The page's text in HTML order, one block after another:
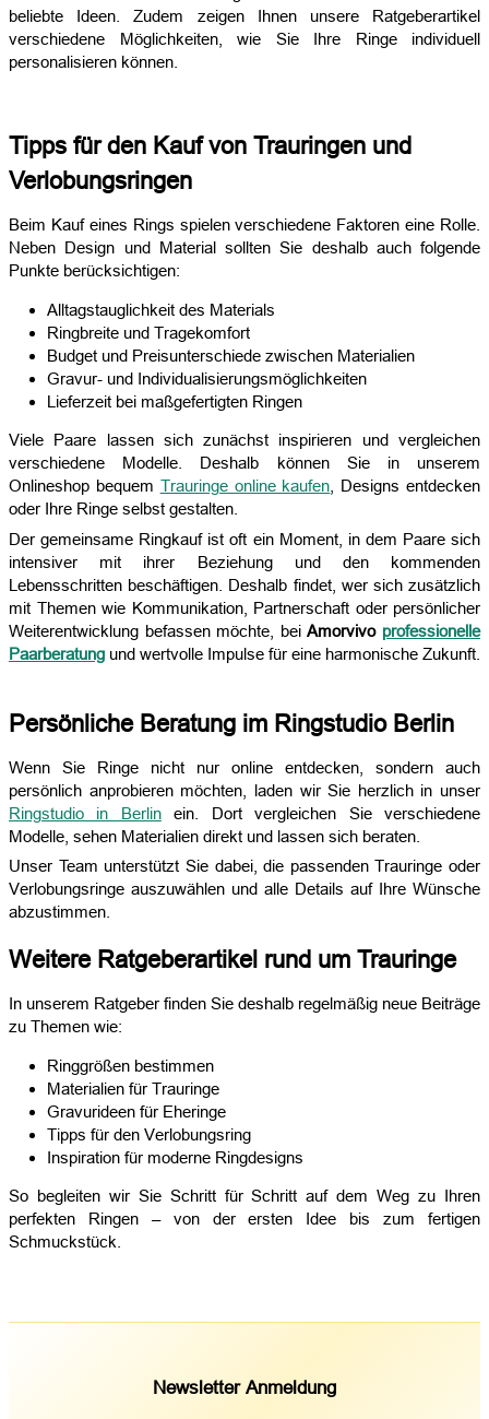
beliebte Ideen. Zudem zeigen Ihnen unsere Ratgeberartikel
verschiedene Möglichkeiten, wie Sie Ihre Ringe individuell
personalisieren können.
Tipps für den Kauf von Trauringen und
Verlobungsringen
Beim Kauf eines Rings spielen verschiedene Faktoren eine Rolle.
Neben Design und Material sollten Sie deshalb auch folgende
Punkte berücksichtigen:
Alltagstauglichkeit des Materials
Ringbreite und Tragekomfort
Budget und Preisunterschiede zwischen Materialien
Gravur- und Individualisierungsmöglichkeiten
Lieferzeit bei maßgefertigten Ringen
Viele Paare lassen sich zunächst inspirieren und vergleichen
verschiedene Modelle. Deshalb können Sie in unserem
Onlineshop bequem Trauringe online kaufen , Designs entdecken
oder Ihre Ringe selbst gestalten.
Der gemeinsame Ringkauf ist oft ein Moment, in dem Paare sich
intensiver mit ihrer Beziehung und den kommenden
Lebensschritten beschäftigen. Deshalb findet, wer sich zusätzlich
mit Themen wie Kommunikation, Partnerschaft oder persönlicher
Weiterentwicklung befassen möchte, beiAmorvivo professionelle
Paarberatung und wertvolle Impulse für eine harmonische Zukunft.
Persönliche Beratung im Ringstudio Berlin
Wenn Sie Ringe nicht nur online entdecken, sondern auch
persönlich anprobieren möchten, laden wir Sie herzlich in unser
Ringstudio in Berlinein. Dort vergleichen Sie verschiedene
Modelle, sehen Materialien direkt und lassen sich beraten.
Unser Team unterstützt Sie dabei, die passenden Trauringe oder
Verlobungsringe auszuwählen und alle Details auf Ihre Wünsche
abzustimmen.
Weitere Ratgeberartikel rund um Trauringe
In unserem Ratgeber finden Sie deshalb regelmäßig neue Beiträge
zu Themen wie:
Ringgrößen bestimmen
Materialien für Trauringe
Gravurideen für Eheringe
Tipps für den Verlobungsring
Inspiration für moderne Ringdesigns
So begleiten wir Sie Schritt für Schritt auf dem Weg zu Ihren
perfekten Ringen – von der ersten Idee bis zum fertigen
Schmuckstück.
Newsletter Anmeldung